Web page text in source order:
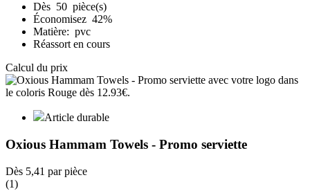
Dès 50 pièce(s)
Économisez 42%
Matière: pvc
Réassort en cours
Calcul du prix
Article durable
Oxious Hammam Towels - Promo serviette
Dès 5,41 par pièce
(1)